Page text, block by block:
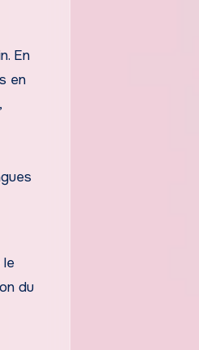
En
en
du